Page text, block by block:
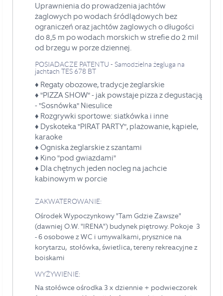
Uprawnienia do prowadzenia jachtów
żaglowych po wodach śródlądowych bez
ograniczeń oraz jachtów żaglowych o długości
do 8,5 m po wodach morskich w strefie do 2 mil
od brzegu w porze dziennej.
POSIADACZE PATENTU - Samodzielna żegluga na
jachtach TES 678 BT
♦ Regaty obozowe, tradycje żeglarskie
♦ "PIZZA SHOW" - jak powstaje pizza z degustacją
- "Sosnówka" Niesulice
♦ Rozgrywki sportowe: siatkówka i inne
♦ Dyskoteka "PIRAT PARTY", plażowanie, kąpiele,
karaoke
♦ Ogniska żeglarskie z szantami
♦ Kino "pod gwiazdami"
♦ Dla chętnych jeden nocleg na jachcie
kabinowym w porcie
ZAKWATEROWANIE:
Ośrodek Wypoczynkowy "Tam Gdzie Zawsze"
(dawniej O.W. "IRENA") budynek piętrowy. Pokoje 3
- 6 osobowe z WC i umywalkami, prysznice na
korytarzu, stołówka, świetlica, tereny rekreacyjne z
boiskami
WYŻYWIENIE:
Na stołówce ośrodka 3 x dziennie + podwieczorek